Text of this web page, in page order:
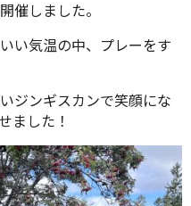
催しました。
い気温の中、プレーをす
ジンギスカンで笑顔にな
ました！